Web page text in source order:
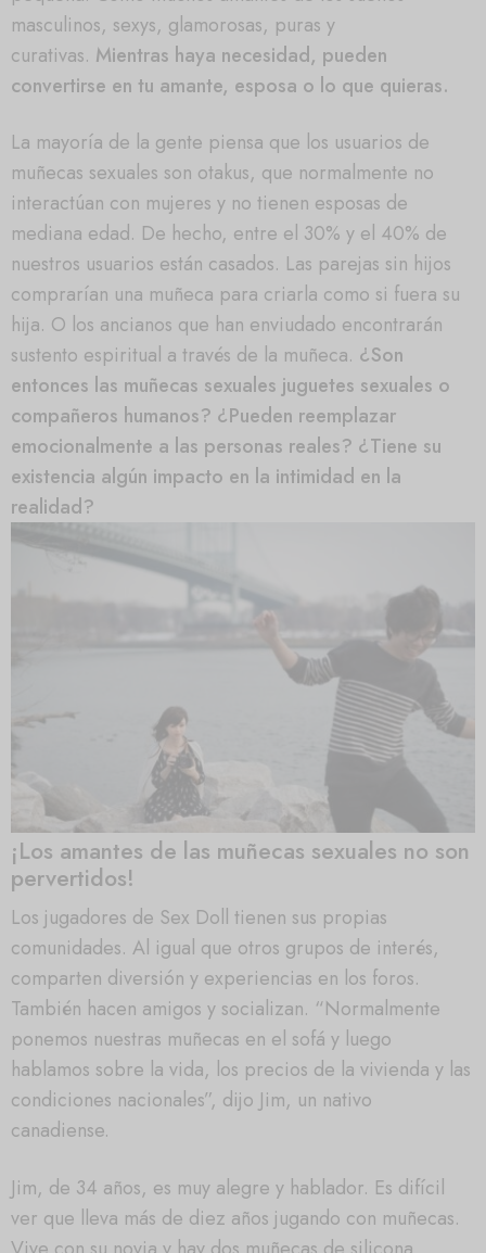
masculinos, sexys, glamorosas, puras y
curativas. Mientras haya necesidad, pueden
convertirse en tu amante, esposa o lo que quieras.
La mayoría de la gente piensa que los usuarios de
muñecas sexuales son otakus, que normalmente no
interactúan con mujeres y no tienen esposas de
mediana edad. De hecho, entre el 30% y el 40% de
nuestros usuarios están casados. Las parejas sin hijos
comprarían una muñeca para criarla como si fuera su
hija. O los ancianos que han enviudado encontrarán
sustento espiritual a través de la muñeca. ¿Son
entonces las muñecas sexuales juguetes sexuales o
compañeros humanos? ¿Pueden reemplazar
emocionalmente a las personas reales? ¿Tiene su
existencia algún impacto en la intimidad en la
realidad?
¡Los amantes de las muñecas sexuales no son
pervertidos!
Los jugadores de Sex Doll tienen sus propias
comunidades. Al igual que otros grupos de interés,
comparten diversión y experiencias en los foros.
También hacen amigos y socializan. “Normalmente
ponemos nuestras muñecas en el sofá y luego
hablamos sobre la vida, los precios de la vivienda y las
condiciones nacionales”, dijo Jim, un nativo
canadiense.
Jim, de 34 años, es muy alegre y hablador. Es difícil
ver que lleva más de diez años jugando con muñecas.